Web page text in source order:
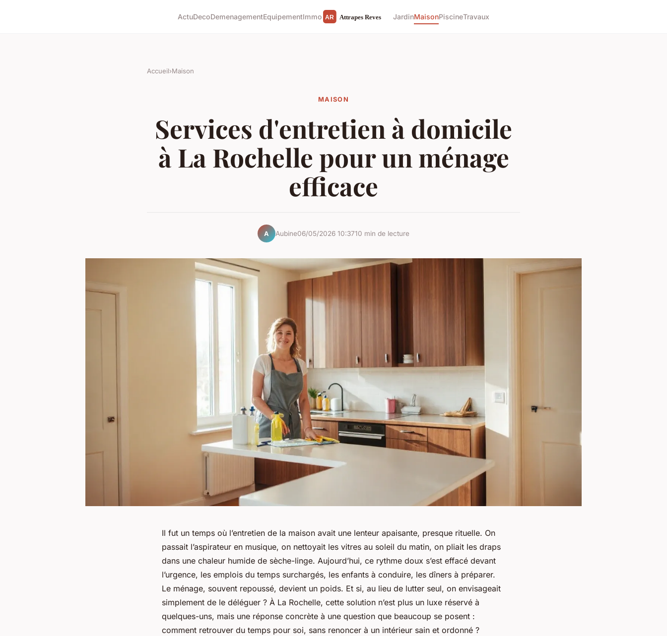
ActuDecoDemenagementEquipementImmo JardinMaisonPiscineTravaux
Accueil›Maison
MAISON
Services d'entretien à domicile
à La Rochelle pour un ménage
efficace
A Aubine06/05/2026 10:3710 min de lecture
Il fut un temps où l’entretien de la maison avait une lenteur apaisante, presque rituelle. On
passait l’aspirateur en musique, on nettoyait les vitres au soleil du matin, on pliait les draps
dans une chaleur humide de sèche-linge. Aujourd’hui, ce rythme doux s’est effacé devant
l’urgence, les emplois du temps surchargés, les enfants à conduire, les dîners à préparer.
Le ménage, souvent repoussé, devient un poids. Et si, au lieu de lutter seul, on envisageait
simplement de le déléguer ? À La Rochelle, cette solution n’est plus un luxe réservé à
quelques-uns, mais une réponse concrète à une question que beaucoup se posent :
comment retrouver du temps pour soi, sans renoncer à un intérieur sain et ordonné ?